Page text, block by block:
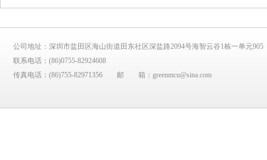
公司地址：深圳市盐田区海山街道田东社区深盐路2094号海智云谷1栋一单元905
联系电话： (86)0755-82924608
传真电话： (86)755-82971356 邮 箱： greenmcu@sina.com